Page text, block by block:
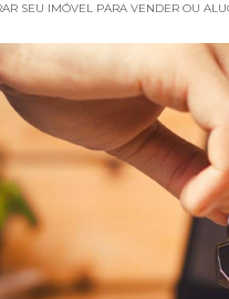
SEU IMÓVEL PARA VENDER OU